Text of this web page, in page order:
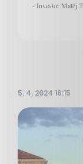
- Investor Matěj
5. 4. 2024 16:15